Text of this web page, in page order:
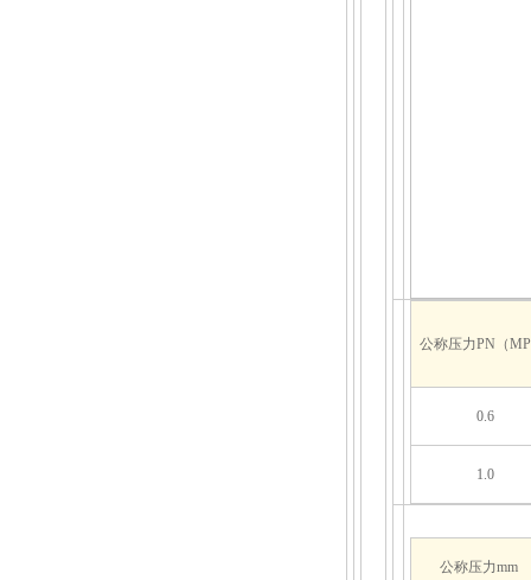
公称压力PN（
0.6
1.0
公称压力mm